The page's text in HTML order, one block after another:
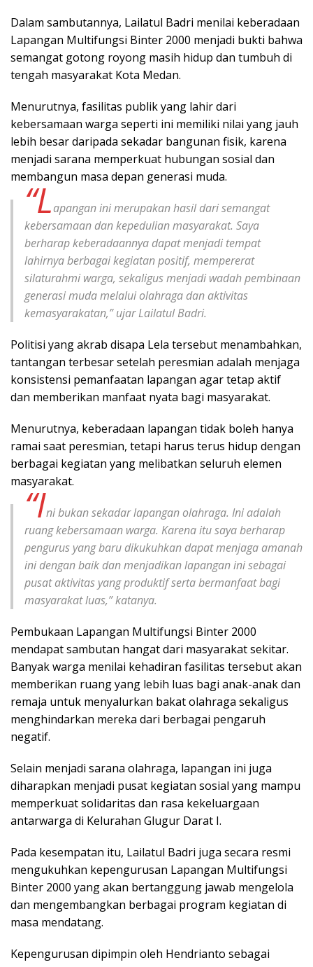
Dalam sambutannya, Lailatul Badri menilai keberadaan
Lapangan Multifungsi Binter 2000 menjadi bukti bahwa
semangat gotong royong masih hidup dan tumbuh di
tengah masyarakat Kota Medan.
Menurutnya, fasilitas publik yang lahir dari
kebersamaan warga seperti ini memiliki nilai yang jauh
lebih besar daripada sekadar bangunan fisik, karena
menjadi sarana memperkuat hubungan sosial dan
membangun masa depan generasi muda.
“Lapangan ini merupakan hasil dari semangat
kebersamaan dan kepedulian masyarakat. Saya
berharap keberadaannya dapat menjadi tempat
lahirnya berbagai kegiatan positif, mempererat
silaturahmi warga, sekaligus menjadi wadah pembinaan
generasi muda melalui olahraga dan aktivitas
kemasyarakatan,” ujar Lailatul Badri.
Politisi yang akrab disapa Lela tersebut menambahkan,
tantangan terbesar setelah peresmian adalah menjaga
konsistensi pemanfaatan lapangan agar tetap aktif
dan memberikan manfaat nyata bagi masyarakat.
Menurutnya, keberadaan lapangan tidak boleh hanya
ramai saat peresmian, tetapi harus terus hidup dengan
berbagai kegiatan yang melibatkan seluruh elemen
masyarakat.
“Ini bukan sekadar lapangan olahraga. Ini adalah
ruang kebersamaan warga. Karena itu saya berharap
pengurus yang baru dikukuhkan dapat menjaga amanah
ini dengan baik dan menjadikan lapangan ini sebagai
pusat aktivitas yang produktif serta bermanfaat bagi
masyarakat luas,” katanya.
Pembukaan Lapangan Multifungsi Binter 2000
mendapat sambutan hangat dari masyarakat sekitar.
Banyak warga menilai kehadiran fasilitas tersebut akan
memberikan ruang yang lebih luas bagi anak-anak dan
remaja untuk menyalurkan bakat olahraga sekaligus
menghindarkan mereka dari berbagai pengaruh
negatif.
Selain menjadi sarana olahraga, lapangan ini juga
diharapkan menjadi pusat kegiatan sosial yang mampu
memperkuat solidaritas dan rasa kekeluargaan
antarwarga di Kelurahan Glugur Darat I.
Pada kesempatan itu, Lailatul Badri juga secara resmi
mengukuhkan kepengurusan Lapangan Multifungsi
Binter 2000 yang akan bertanggung jawab mengelola
dan mengembangkan berbagai program kegiatan di
masa mendatang.
Kepengurusan dipimpin oleh Hendrianto sebagai